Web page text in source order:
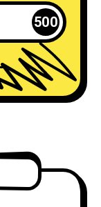
500